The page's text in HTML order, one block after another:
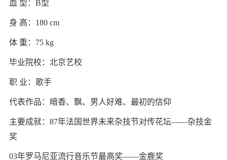
血 型：B型
身 高：180 cm
体 重：75 kg
毕业院校：北京艺校
职 业：歌手
代表作品：暗香、飘、男人好难、最初的信仰
主要成就：87年法国世界未来杂技节对传花坛——杂技金
奖
03年罗马尼亚流行音乐节最高奖——金鹿奖